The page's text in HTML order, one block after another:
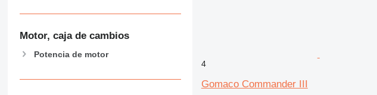
Motor, caja de cambios
Potencia de motor
4
Gomaco Commander III